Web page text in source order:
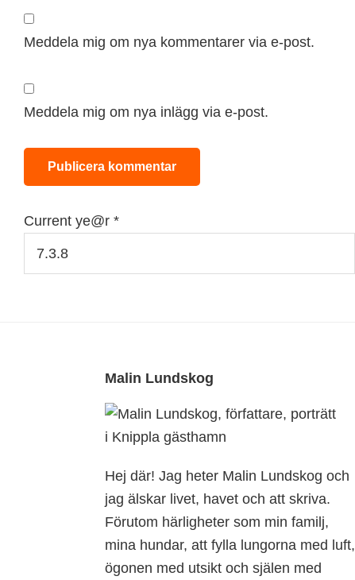
Meddela mig om nya kommentarer via e-post.
Meddela mig om nya inlägg via e-post.
Current ye@r *
Malin Lundskog
Hej där! Jag heter Malin Lundskog och
jag älskar livet, havet och att skriva.
Förutom härligheter som min familj,
mina hundar, att fylla lungorna med luft,
ögonen med utsikt och själen med